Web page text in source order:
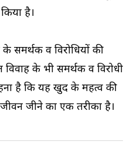
है।
समर्थक व विरोधियों की
के भी समर्थक व विरोधी
है कि यह खुद के महत्व की
जीने का एक तरीका है।